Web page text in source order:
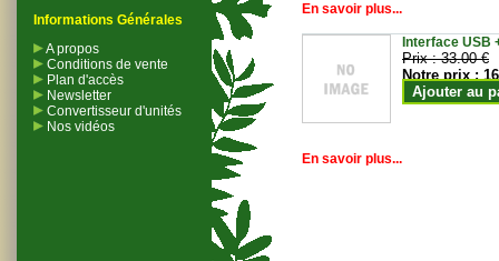
Informations Générales
A propos
Conditions de vente
Plan d'accès
Newsletter
Convertisseur d'unités
Nos vidéos
En savoir plus...
Interface USB
Prix :33.00 €
Notre prix :
Ajouter au
En savoir plus...